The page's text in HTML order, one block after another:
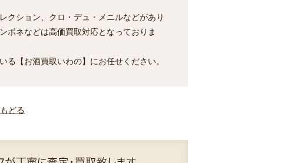
クション、クロ・デュ・メニルなどがあり
ボネなどは高価買取対応となっておりま
る【お酒買取いわの】にお任せください。
どる